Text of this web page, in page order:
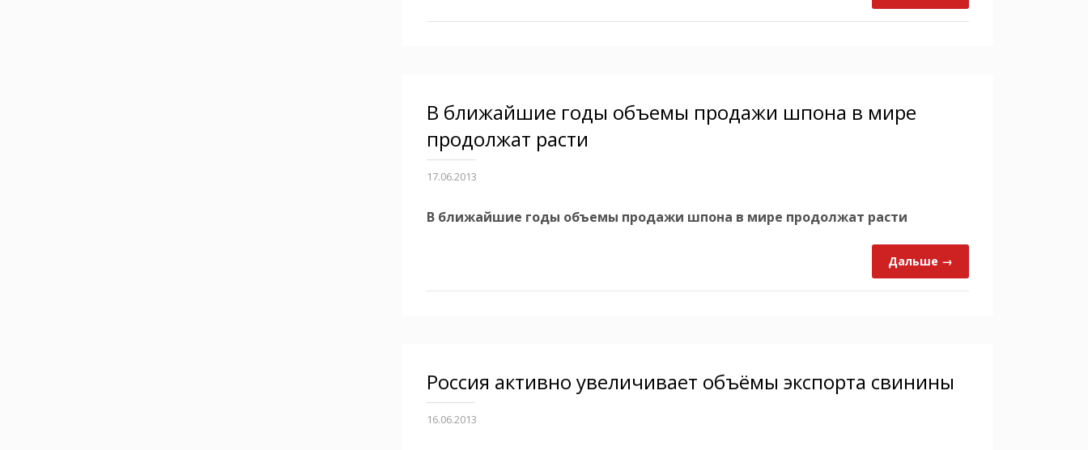
В ближайшие годы объемы продажи шпона в мире
продолжат расти
17.06.2013
В ближайшие годы объемы продажи шпона в мире продолжат расти
Дальше →
Россия активно увеличивает объёмы экспорта свинины
16.06.2013